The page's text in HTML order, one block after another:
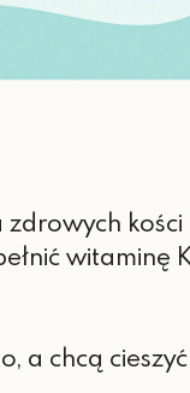
kości
witaminę
a chcą